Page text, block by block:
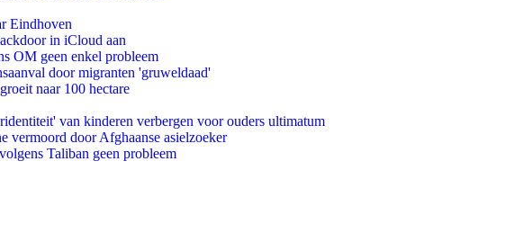
Eindhoven
in iCloud aan
OM geen enkel probleem
door migranten 'gruweldaad'
naar 100 hectare
van kinderen verbergen voor ouders ultimatum
vermoord door Afghaanse asielzoeker
Taliban geen probleem